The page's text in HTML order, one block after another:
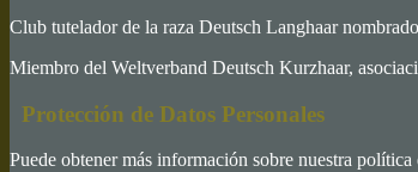
Club tutelador de la raza Deutsch Langhaar
Miembro del Weltverband Deutsch Kurzhaar,
Protección de Datos Personales
Puede obtener más información sobre nuestra política